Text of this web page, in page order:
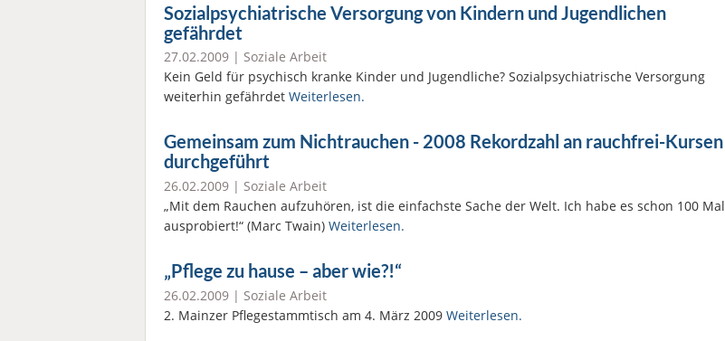
Sozialpsychiatrische Versorgung von Kindern und Jugendlichen
gefährdet
27.02.2009 | Soziale Arbeit
Kein Geld für psychisch kranke Kinder und Jugendliche? Sozialpsychiatrische Versorgung
weiterhin gefährdet Weiterlesen.
Gemeinsam zum Nichtrauchen - 2008 Rekordzahl an rauchfrei-Kursen
durchgeführt
26.02.2009 | Soziale Arbeit
„Mit dem Rauchen aufzuhören, ist die einfachste Sache der Welt. Ich habe es schon 100 Mal
ausprobiert!“ (Marc Twain) Weiterlesen.
„Pflege zu hause – aber wie?!“
26.02.2009 | Soziale Arbeit
2. Mainzer Pflegestammtisch am 4. März 2009 Weiterlesen.